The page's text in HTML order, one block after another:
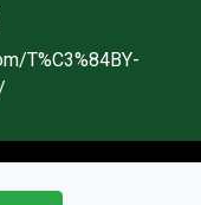
T%C3%84BY-